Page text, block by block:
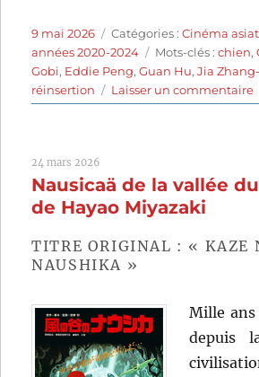
Publié
le
9 mai 2026 Catégories
Catégories :Cinéma
années 2020-2024
Étiquettes
Mots-clés :chien,
Gobi, Eddie Peng,Guan Hu,Jia
réinsertion
Laisser un commentaire
24 mars 2026
Nausicaä de la vallée
de Hayao Miyazaki
TITRE ORIGINAL : « KAZE
NAUSHIKA »
Mille ans
depuis